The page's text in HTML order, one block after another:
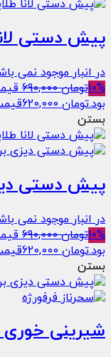
پیش دستی
در انبار موجود نمی
10%تومان690,000
بود.تومان620,000
قیمت
بستن
پیش دستی
در انبار موجود نمی
10%تومان690,000
بود.تومان620,000
قیمت
بستن
شیرینی خوری